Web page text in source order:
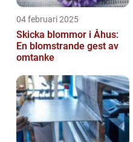
04 februari 2025
Skicka blommor i Åhus:
En blomstrande gest av
omtanke